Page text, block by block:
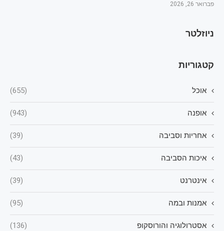
פברואר 26, 2026
ניוזלטר
קטגוריות
אוכל (655)
אופנה (943)
אחריות וסביבה (39)
איכות הסביבה (43)
אינטרנט (39)
אמנות ובמה (95)
אסטרולוגיה והורוסקופ (136)